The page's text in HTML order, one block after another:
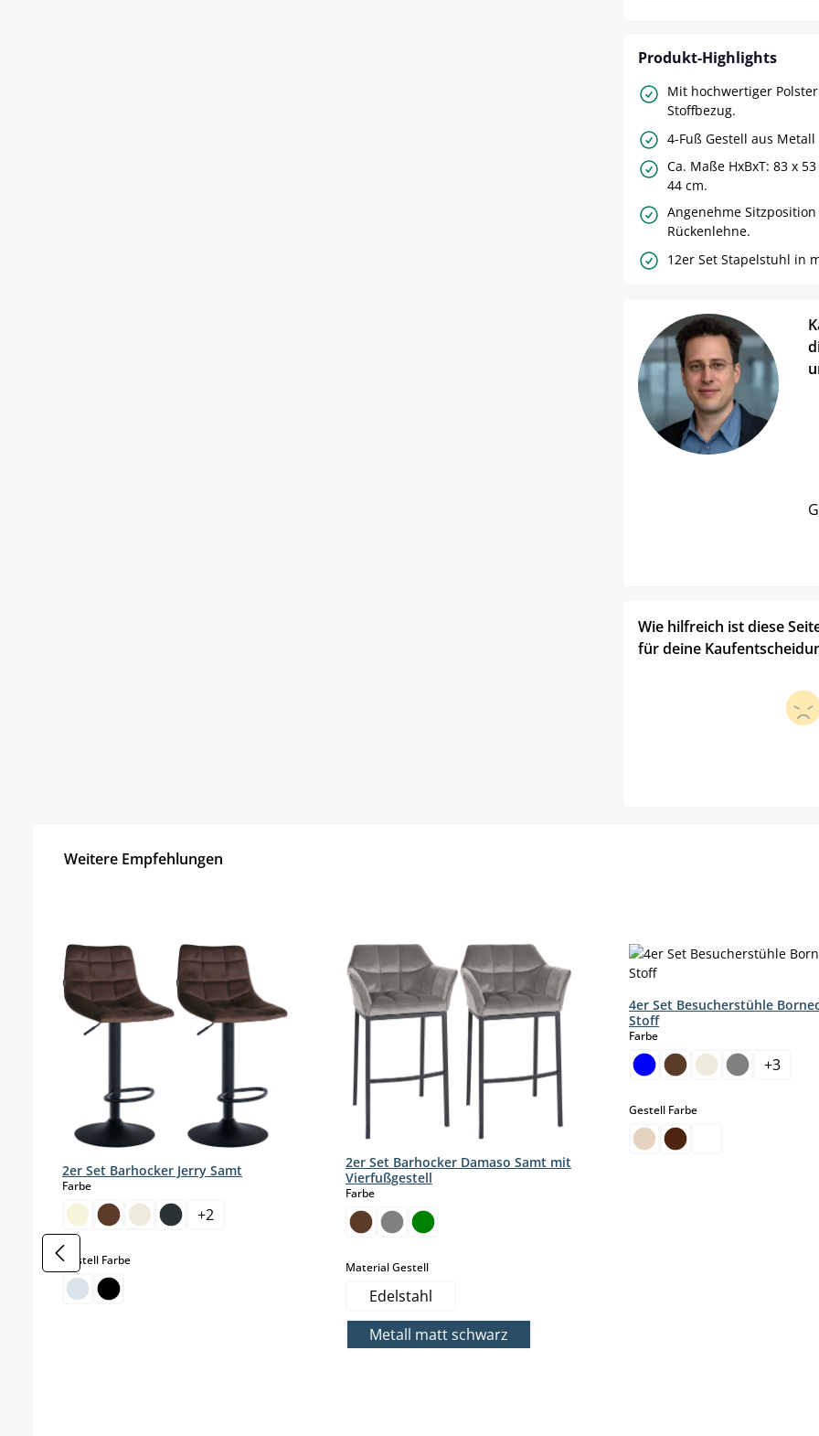
Produkt-Highlights
Mit hochwertiger
Stoffbezug.
4-Fuß Gestell aus
Ca. Maße HxBxT: 83 x
44 cm.
Angenehme
Rückenlehne.
12er Set Stapelstuhl in
Wie hilfreich ist diese
für deine
Weitere Empfehlungen
2er Set Barhocker Jerry Samt
Farbeauswählen
+2
Gestell Farbeauswählen
2er Set Barhocker Damaso Samt mit
Vierfußgestell
Farbeauswählen
Material Gestellauswählen
Edelstahl
Metall matt schwarz
4er Set Besucherstühle
Stoff
Farbeauswählen
+3
Gestell Farbeauswählen